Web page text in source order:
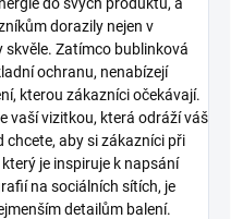
dorazily nejen v
Zatímco bublinková
ochranu, nenabízejí
kterou zákazníci očekávají.
vaší vizitkou, která odráží váš
chcete, aby si zákazníci při
je inspiruje k napsání
na sociálních sítích, je
detailům balení.